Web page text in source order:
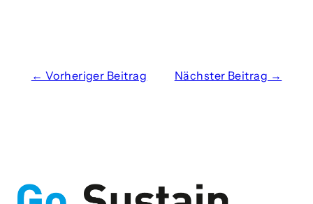
← Vorheriger Beitrag Nächster Beitrag →